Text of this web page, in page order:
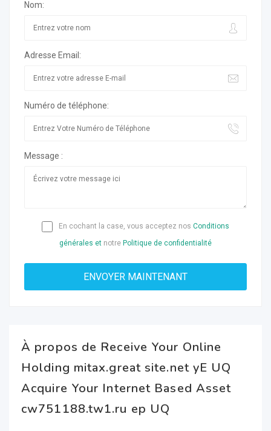
Nom:
Adresse Email:
Numéro de téléphone:
Message :
En cochant la case, vous acceptez nos Conditions
générales et notre Politique de confidentialité
À propos de Receive Your Online
Holding mitax.great site.net yE UQ
Acquire Your Internet Based Asset
cw751188.tw1.ru ep UQ